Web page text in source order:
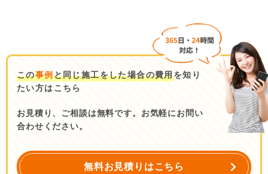
この事例と同じ施工をした場合の費用を知り
たい方はこちら
お見積り、ご相談は無料です。お気軽にお問い
合わせください。
無料お見積りはこちら